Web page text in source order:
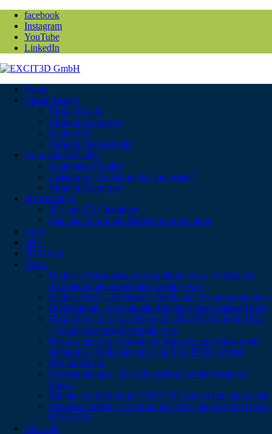
facebook
Instagram
YouTube
LinkedIn
Home
Virtual Reality
Virtual Reality
Virtuelle Zeitreisen
Senior-VR
Virtuelle Messestände
Augmented Reality
Augmented Reality
Zeitsprung – Belebung der Innenstadt
Virtuelle Zeitreisen
3D Modeling
3D- und 2D-Charaktere
Eine neue Form der Werbekommunikation
Apps
360°
3D-Druck
News
Digitaler Museumstag im Landkreis Kusel: Offizieller
Start der neuen Augmented-Reality-App
Schloss Burg – 3D-Drucke für die neue Dauerausstellung
DOM:digital – Die digitale Rückkehr des Goslarer Doms
Virtuelle Zeitreise mit Mixed-Reality-Brillen durch Uslar
– Wenn Geschichte lebendig wird
Historischer Tag in Solingen: Max-Leven-Zentrum mit
interaktiver Medientechnik von EXCIT3D eröffnet
EXCIT3D TV
Pressemitteilung – Die Liewerfrau auf der formnext
Messe
Mit uns in die Zukunft: EXCIT3D forscht und entwickelt
Wissenschaftliche TV-Doku des ORF mit EXCIT3D und
RIMASYS
Über uns